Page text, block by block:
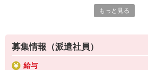
新しいステージで活躍しませんか？
生活支援に加え、介護計画の作成や記録業務
利用者一人ひとりの状態に応じた対応が求め
認知症に関する知識や技術が必要です。
もっと見る
募集情報（派遣社員）
給与